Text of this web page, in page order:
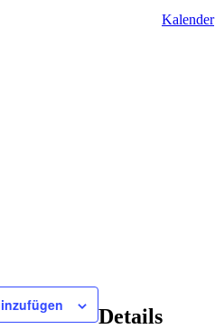
Kalender
Details